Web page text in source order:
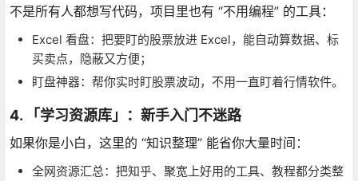
不是所有人都想写代码，项目里也有 “不用编程” 的工具：
Excel 看盘：把要盯的股票放进 Excel，能自动算数据、标
买卖点，隐蔽又方便；
盯盘神器：帮你实时盯股票波动，不用一直盯着行情软件。
4. 「学习资源库」：新手入门不迷路
如果你是小白，这里的 “知识整理” 能省你大量时间：
全网资源汇总：把知乎、聚宽上好用的工具、教程都分类整